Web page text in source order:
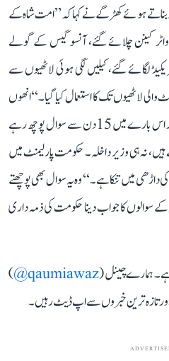
بناتے ہوئے کھڑگے نے کہا کہ ’’امت شاہ کے
کینن چلائے گئے، آنسو گیس کے گولے
لگائے گئے، کیلیں لگی ہوئی لاٹھیوں سے
والی لاٹھیوں تک کا استعمال کیا گیا۔‘‘ انھوں
نے یہ بھی کہا کہ ’’پارلیمنٹ میں ہم لگاتار اس بارے میں 15 دن سے سوال پوچھ رہے
نہ ہی وزیر داخلہ۔ حکومت پارلیمنٹ میں
میں تنکا ہے۔‘‘ وہ یہ سوال بھی پوچھتے
سوالوں کا جواب دینا حکومت کی ذمہ داری
ہے۔ ہمارے چینل (qaumiawaz@
)
تازہ ترین خبروں سے اپ ڈیٹ رہیں۔